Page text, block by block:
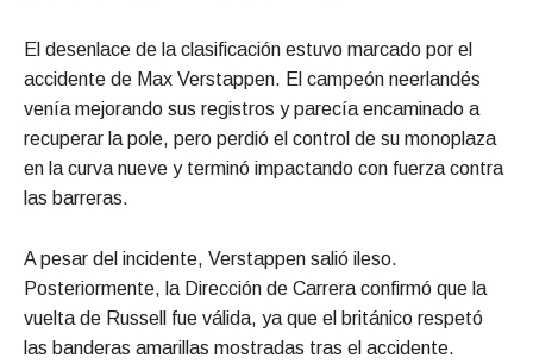
El desenlace de la clasificación estuvo marcado por el
accidente de Max Verstappen. El campeón neerlandés
venía mejorando sus registros y parecía encaminado a
recuperar la pole, pero perdió el control de su monoplaza
en la curva nueve y terminó impactando con fuerza contra
las barreras.
A pesar del incidente, Verstappen salió ileso.
Posteriormente, la Dirección de Carrera confirmó que la
vuelta de Russell fue válida, ya que el británico respetó
las banderas amarillas mostradas tras el accidente.